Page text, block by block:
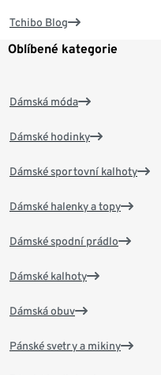
Tchibo Blog
Oblíbené kategorie
Dámská móda
Dámské hodinky
Dámské sportovní kalhoty
Dámské halenky a topy
Dámské spodní prádlo
Dámské kalhoty
Dámská obuv
Pánské svetry a mikiny